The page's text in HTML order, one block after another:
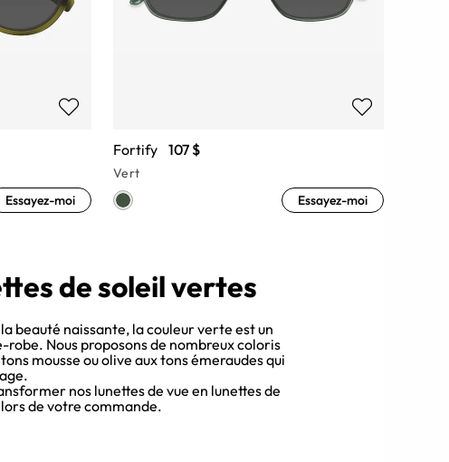
Essayez-moi
Fortify 107 $
Vert
Essayez-moi
de soleil vertes
beauté naissante, la couleur verte est un
Nous proposons de nombreux coloris
mousse ou olive aux tons émeraudes qui
nos lunettes de vue en lunettes de
de votre commande.